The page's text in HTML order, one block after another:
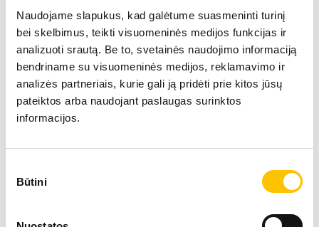
Naudojame slapukus, kad galėtume suasmeninti turinį
bei skelbimus, teikti visuomeninės medijos funkcijas ir
analizuoti srautą. Be to, svetainės naudojimo informaciją
bendriname su visuomeninės medijos, reklamavimo ir
analizės partneriais, kurie gali ją pridėti prie kitos jūsų
pateiktos arba naudojant paslaugas surinktos
informacijos.
pasirinkimas
Būtini
Kitos dermatovenerologijos paslaugos